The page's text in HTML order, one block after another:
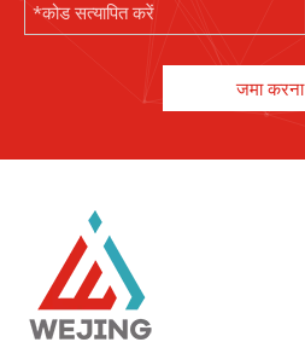
जमा करना